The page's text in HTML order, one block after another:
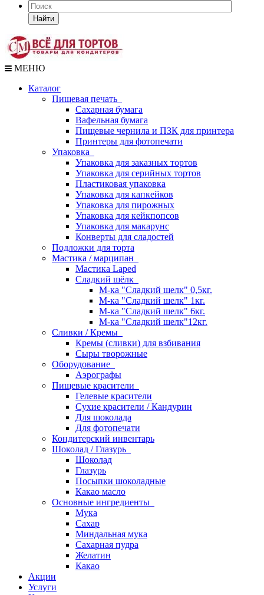
Найти
МЕНЮ
Каталог
Пищевая печать
Сахарная бумага
Вафельная бумага
Пищевые чернила и ПЗК для принтера
Принтеры для фотопечати
Упаковка
Упаковка для заказных тортов
Упаковка для серийных тортов
Пластиковая упаковка
Упаковка для капкейков
Упаковка для пирожных
Упаковка для кейкпопсов
Упаковка для макарунс
Конверты для сладостей
Подложки для торта
Мастика / марципан
Мастика Laped
Сладкий шёлк
М-ка "Сладкий шелк" 0,5кг.
М-ка "Сладкий шелк" 1кг.
М-ка "Сладкий шелк" 6кг.
М-ка "Сладкий шелк"12кг.
Сливки / Кремы
Кремы (сливки) для взбивания
Сыры творожные
Оборудование
Аэрографы
Пищевые красители
Гелевые красители
Сухие красители / Кандурин
Для шоколада
Для фотопечати
Кондитерский инвентарь
Шоколад / Глазурь
Шоколад
Глазурь
Посыпки шоколадные
Какао масло
Основные ингредиенты
Мука
Сахар
Миндальная мука
Сахарная пудра
Желатин
Какао
Акции
Услуги